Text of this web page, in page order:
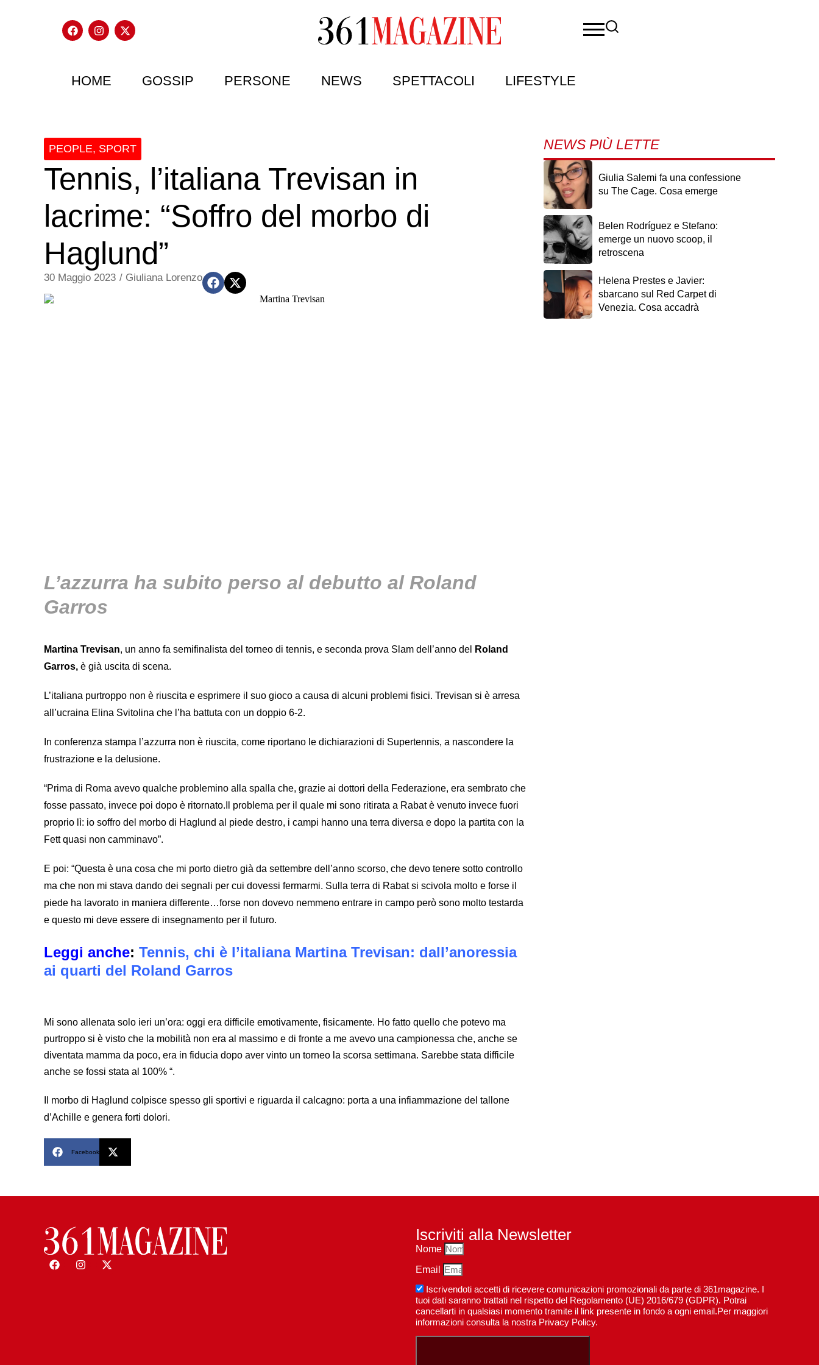
HOME GOSSIP PERSONE NEWS SPETTACOLI LIFESTYLE
PEOPLE, SPORT
Tennis, l’italiana Trevisan in
lacrime: “Soffro del morbo di
Haglund”
30 Maggio 2023 / Giuliana Lorenzo
L’azzurra ha subito perso al debutto al Roland
Garros
Martina Trevisan, un anno fa semifinalista del torneo di tennis, e seconda prova Slam dell’anno del
Roland
Garros, è già uscita di scena.
L’italiana purtroppo non è riuscita e esprimere il suo gioco a causa di alcuni problemi fisici. Trevisan si è arresa
all’ucraina Elina Svitolina che l’ha battuta con un doppio 6-2.
In conferenza stampa l’azzurra non è riuscita, come riportano le dichiarazioni di Supertennis, a nascondere la
frustrazione e la delusione.
“Prima di Roma avevo qualche problemino alla spalla che, grazie ai dottori della Federazione, era sembrato che
fosse passato, invece poi dopo è ritornato.Il problema per il quale mi sono ritirata a Rabat è venuto invece fuori
proprio lì: io soffro del morbo di Haglund al piede destro, i campi hanno una terra diversa e dopo la partita con la
Fett quasi non camminavo”.
E poi: “Questa è una cosa che mi porto dietro già da settembre dell’anno scorso, che devo tenere sotto controllo
ma che non mi stava dando dei segnali per cui dovessi fermarmi. Sulla terra di Rabat si scivola molto e forse il
piede ha lavorato in maniera differente…forse non dovevo nemmeno entrare in campo però sono molto testarda
e questo mi deve essere di insegnamento per il futuro.
Leggi anche: Tennis, chi è l’italiana Martina Trevisan: dall’anoressia
ai quarti del Roland Garros
Mi sono allenata solo ieri un’ora: oggi era difficile emotivamente, fisicamente. Ho fatto quello che potevo ma
purtroppo si è visto che la mobilità non era al massimo e di fronte a me avevo una campionessa che, anche se
diventata mamma da poco, era in fiducia dopo aver vinto un torneo la scorsa settimana. Sarebbe stata difficile
anche se fossi stata al 100% “.
Il morbo di Haglund colpisce spesso gli sportivi e riguarda il calcagno: porta a una infiammazione del tallone
d’Achille e genera forti dolori.
Facebook
NEWS PIÙ LETTE
Giulia Salemi fa una confessione
su The Cage. Cosa emerge
Belen Rodríguez e Stefano:
emerge un nuovo scoop, il
retroscena
Helena Prestes e Javier:
sbarcano sul Red Carpet di
Venezia. Cosa accadrà
Iscriviti alla Newsletter
Nome
Email
Iscrivendoti accetti di ricevere comunicazioni promozionali da parte di 361magazine. I
tuoi dati saranno trattati nel rispetto del Regolamento (UE) 2016/679 (GDPR). Potrai
cancellarti in qualsiasi momento tramite il link presente in fondo a ogni email.Per maggiori
informazioni consulta la nostra Privacy Policy.